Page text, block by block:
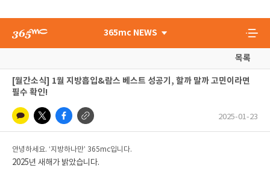
365mc NEWS
목록
[월간소식] 1월 지방흡입&람스 베스트 성공기, 할까 말까 고민이라면
필수 확인!
2025-01-23
안녕하세요. ‘지방하나만’ 365mc입니다.
2025년 새해가 밝았습니다.